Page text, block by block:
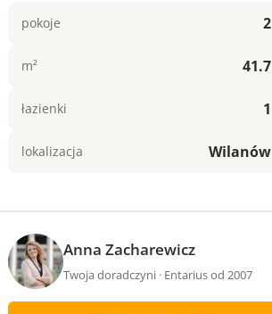
2
pokoje
41.7
m²
1
łazienki
Wilanów
lokalizacja
Anna Zacharewicz
Twoja doradczyni · Entarius od 2007